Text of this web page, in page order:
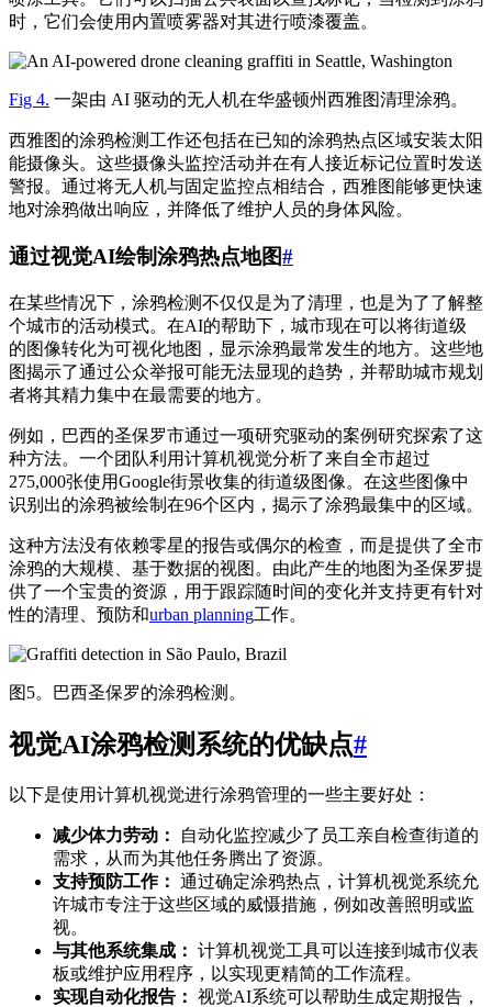
时，它们会使用内置喷雾器对其进行喷漆覆盖。
Fig 4. 一架由 AI 驱动的无人机在华盛顿州西雅图清理涂鸦。
西雅图的涂鸦检测工作还包括在已知的涂鸦热点区域安装太阳
能摄像头。这些摄像头监控活动并在有人接近标记位置时发送
警报。通过将无人机与固定监控点相结合，西雅图能够更快速
地对涂鸦做出响应，并降低了维护人员的身体风险。
通过视觉AI绘制涂鸦热点地图#
在某些情况下，涂鸦检测不仅仅是为了清理，也是为了了解整
个城市的活动模式。在AI的帮助下，城市现在可以将街道级
的图像转化为可视化地图，显示涂鸦最常发生的地方。这些地
图揭示了通过公众举报可能无法显现的趋势，并帮助城市规划
者将其精力集中在最需要的地方。
例如，巴西的圣保罗市通过一项研究驱动的案例研究探索了这
种方法。一个团队利用计算机视觉分析了来自全市超过
275,000张使用Google街景收集的街道级图像。在这些图像中
识别出的涂鸦被绘制在96个区内，揭示了涂鸦最集中的区域。
这种方法没有依赖零星的报告或偶尔的检查，而是提供了全市
涂鸦的大规模、基于数据的视图。由此产生的地图为圣保罗提
供了一个宝贵的资源，用于跟踪随时间的变化并支持更有针对
性的清理、预防和urban planning工作。
图5。巴西圣保罗的涂鸦检测。
视觉AI涂鸦检测系统的优缺点#
以下是使用计算机视觉进行涂鸦管理的一些主要好处：
减少体力劳动：
自动化监控减少了员工亲自检查街道的
需求，从而为其他任务腾出了资源。
支持预防工作： 通过确定涂鸦热点，计算机视觉系统允
许城市专注于这些区域的威慑措施，例如改善照明或监
视。
与其他系统集成： 计算机视觉工具可以连接到城市仪表
板或维护应用程序，以实现更精简的工作流程。
实现自动化报告： 视觉AI系统可以帮助生成定期报告，